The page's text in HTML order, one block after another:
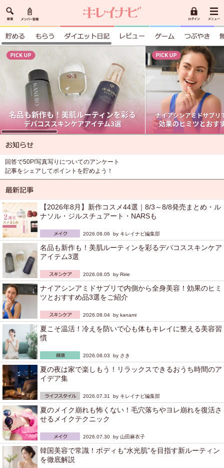
回答で50P!写真写りについてのアンケート
記事をシェアしてポイントを貯めよう！
【2026年8月】新作コスメ44選｜8/3～8/8発売まとめ・ル
ナソル・ジルスチュアート・NARSも
2026.08.06 by キレイナビ編集部
名品も新作も！美肌ルーティンを彩るデパコススキンケア
アイテム3選
2026.08.05 by Ririe
ナイアシンアミドサプリで内側から全身美容！効果のヒミ
ツとおすすめ品3選をご紹介
2026.08.04 by kanami
夏こそ温活！冷えを防いで心も体もキレイに整える美容習
慣
2026.08.03 by さき
夏の夜は家で楽しもう！リラックスできるおうち時間のア
イデア集
2026.07.31 by キレイナビ編集部
夏のメイク崩れも怖くない！毛穴落ちやヨレ崩れを復活さ
せるメイクテクニック
2026.07.30 by 山田麻衣子
韓国美容で常識！ボディも“水光肌”を目指す新ルーティン
を徹底解説